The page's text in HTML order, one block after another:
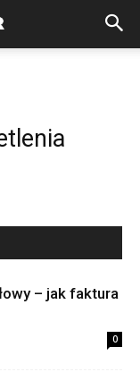
– jak faktura
0